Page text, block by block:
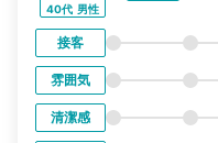
40代 男性
接客
雰囲気
清潔感